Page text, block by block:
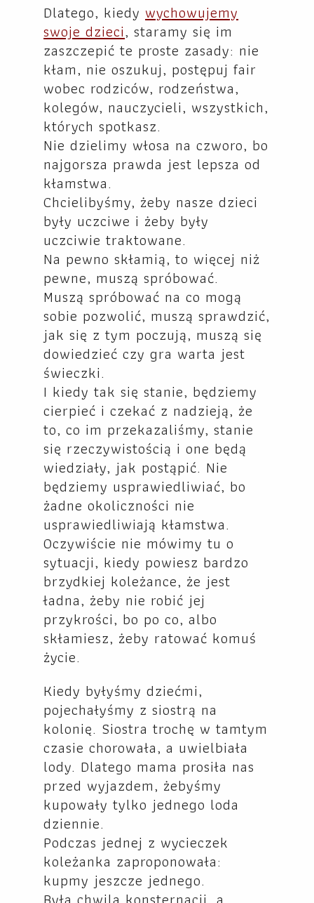
Dlatego, kiedy wychowujemy
swoje dzieci, staramy się im
zaszczepić te proste zasady: nie
kłam, nie oszukuj, postępuj fair
wobec rodziców, rodzeństwa,
kolegów, nauczycieli, wszystkich,
których spotkasz.
Nie dzielimy włosa na czworo, bo
najgorsza prawda jest lepsza od
kłamstwa.
Chcielibyśmy, żeby nasze dzieci
były uczciwe i żeby były
uczciwie traktowane.
Na pewno skłamią, to więcej niż
pewne, muszą spróbować.
Muszą spróbować na co mogą
sobie pozwolić, muszą sprawdzić,
jak się z tym poczują, muszą się
dowiedzieć czy gra warta jest
świeczki.
I kiedy tak się stanie, będziemy
cierpieć i czekać z nadzieją, że
to, co im przekazaliśmy, stanie
się rzeczywistością i one będą
wiedziały, jak postąpić. Nie
będziemy usprawiedliwiać, bo
żadne okoliczności nie
usprawiedliwiają kłamstwa.
Oczywiście nie mówimy tu o
sytuacji, kiedy powiesz bardzo
brzydkiej koleżance, że jest
ładna, żeby nie robić jej
przykrości, bo po co, albo
skłamiesz, żeby ratować komuś
życie.
Kiedy byłyśmy dziećmi,
pojechałyśmy z siostrą na
kolonię. Siostra trochę w tamtym
czasie chorowała, a uwielbiała
lody. Dlatego mama prosiła nas
przed wyjazdem, żebyśmy
kupowały tylko jednego loda
dziennie.
Podczas jednej z wycieczek
koleżanka zaproponowała:
kupmy jeszcze jednego.